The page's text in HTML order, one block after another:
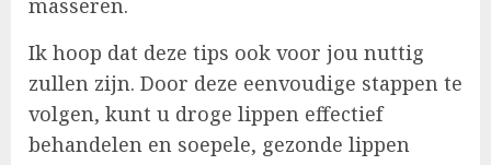
masseren.
Ik hoop dat deze tips ook voor jou nuttig
zullen zijn. Door deze eenvoudige stappen te
volgen, kunt u droge lippen effectief
behandelen en soepele, gezonde lippen